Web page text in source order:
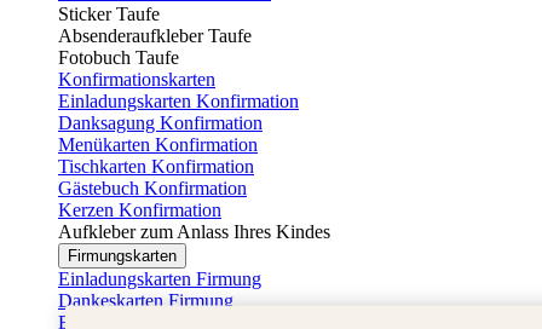
Sticker Taufe
Absenderaufkleber Taufe
Fotobuch Taufe
Konfirmationskarten
Einladungskarten Konfirmation
Danksagung Konfirmation
Menükarten Konfirmation
Tischkarten Konfirmation
Gästebuch Konfirmation
Kerzen Konfirmation
Aufkleber zum Anlass Ihres Kindes
Firmungskarten
Einladungskarten Firmung
Dankeskarten Firmung
Einschulungskarten